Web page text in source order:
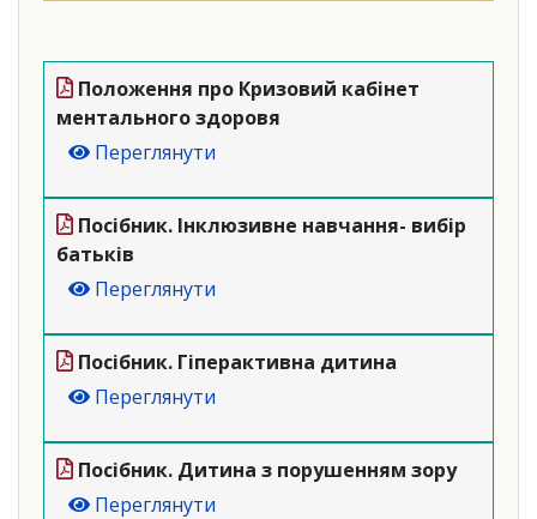
Положення про Кризовий кабінет
ментального здоровя
Переглянути
Посібник. Інклюзивне навчання- вибір
батьків
Переглянути
Посібник. Гiперактивна дитина
Переглянути
Посібник. Дитина з порушенням зору
Переглянути